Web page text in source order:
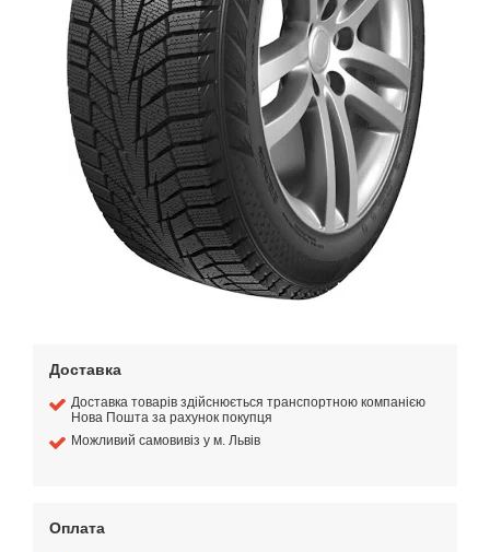
Доставка
Доставка товарів здійснюється транспортною компанією
Нова Пошта за рахунок покупця
Можливий самовивіз у м. Львів
Оплата